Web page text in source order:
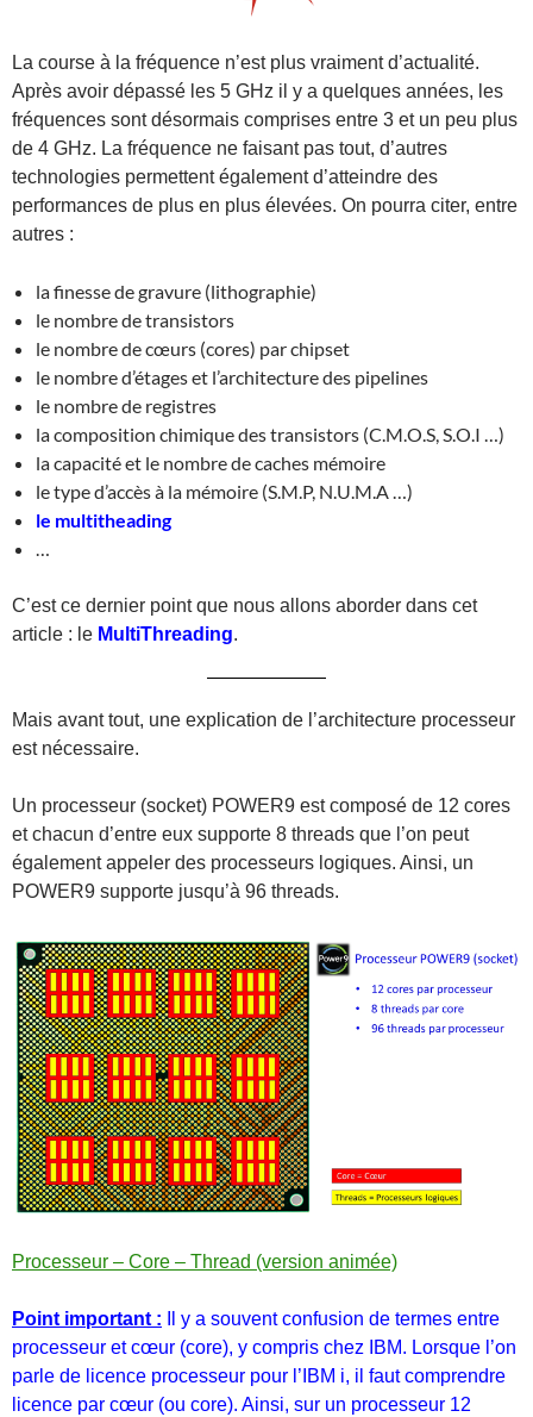
La course à la fréquence n’est plus vraiment d’actualité.
Après avoir dépassé les 5 GHz il y a quelques années, les
fréquences sont désormais comprises entre 3 et un peu plus
de 4 GHz. La fréquence ne faisant pas tout, d’autres
technologies permettent également d’atteindre des
performances de plus en plus élevées. On pourra citer, entre
autres :
la finesse de gravure (lithographie)
le nombre de transistors
le nombre de cœurs (cores) par chipset
le nombre d’étages et l’architecture des pipelines
le nombre de registres
la composition chimique des transistors (C.M.O.S, S.O.I …)
la capacité et le nombre de caches mémoire
le type d’accès à la mémoire (S.M.P, N.U.M.A …)
le multitheading
…
C’est ce dernier point que nous allons aborder dans cet
article : le MultiThreading.
Mais avant tout, une explication de l’architecture processeur
est nécessaire.
Un processeur (socket) POWER9 est composé de 12 cores
et chacun d’entre eux supporte 8 threads que l’on peut
également appeler des processeurs logiques. Ainsi, un
POWER9 supporte jusqu’à 96 threads.
Processeur – Core – Thread (version animée)
Point important : Il y a souvent confusion de termes entre
processeur et cœur (core), y compris chez IBM. Lorsque l’on
parle de licence processeur pour l’IBM i, il faut comprendre
licence par cœur (ou core). Ainsi, sur un processeur 12